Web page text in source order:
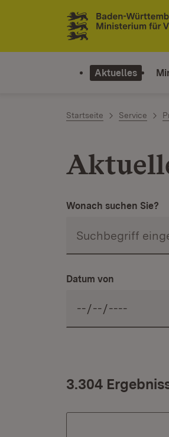
Zum Inhalt springen
Link zur Startseite
Aktuelles
Startseite Service
Wonach suchen Sie?
Datum von
3.304